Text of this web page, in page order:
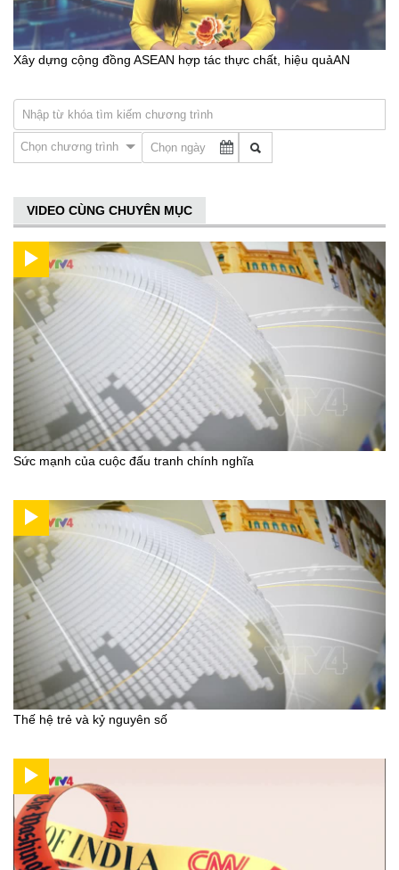
Xây dựng cộng đồng ASEAN hợp tác thực chất, hiệu quảAN
Chọn chương trình
VIDEO CÙNG CHUYÊN MỤC
Sức mạnh của cuộc đấu tranh chính nghĩa
Thế hệ trẻ và kỷ nguyên số